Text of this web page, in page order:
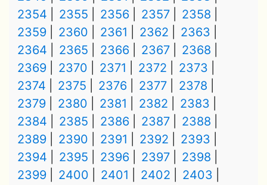
2354
2355 2356 2357
2358
2359
2360 2361 2362
2363
2364
2365 2366 2367
2368
2369
2370 2371 2372
2373
2374
2375 2376 2377
2378
2379
2380 2381 2382
2383
2384
2385 2386 2387
2388
2389
2390 2391 2392
2393
2394
2395 2396 2397
2398
2399
2400 2401 2402
2403